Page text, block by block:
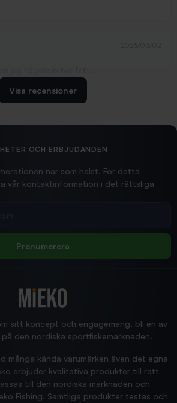
2026/02/19
behövde. Snabb och bra...
Visa recensioner
OCH ERBJUDANDEN
när som helst. För detta
vår kontaktinformation i det rättsliga
Prenumerera
sitt koncept och engagemang, bli en av
den nordiska sportfiskemarknaden.
många kända varumärken även det egna
erbjuder kvalitativa produkter till rätt
till den nordiska marknaden och
Fishing. Samtliga produkter testas och